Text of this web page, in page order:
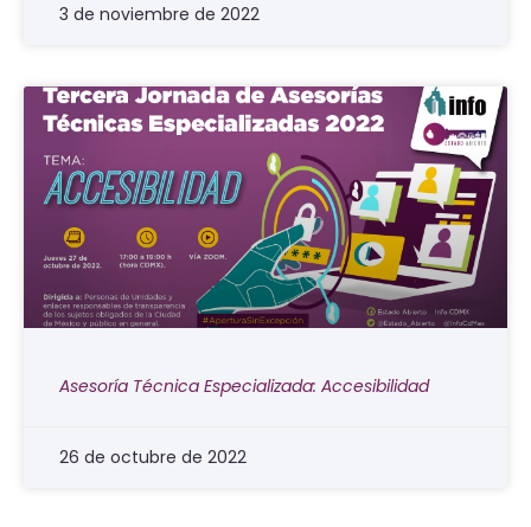
3 de noviembre de 2022
Asesoría Técnica Especializada: Accesibilidad
26 de octubre de 2022